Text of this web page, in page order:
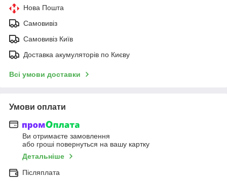
Нова Пошта
Самовивіз
Самовивіз Київ
Доставка акумуляторів по Києву
Всі умови доставки
Умови оплати
Ви отримаєте замовлення
або гроші повернуться на вашу картку
Детальніше
Післяплата